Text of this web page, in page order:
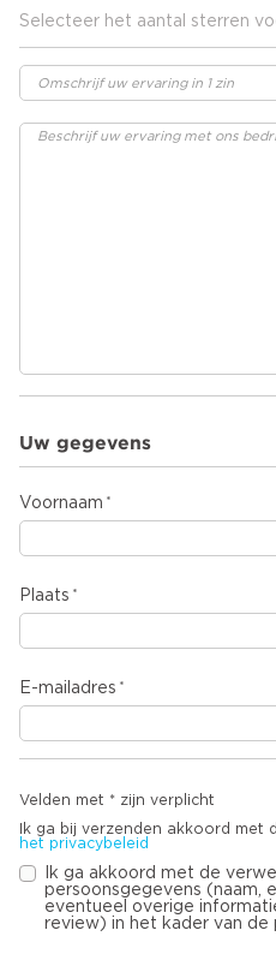
Selecteer het aantal sterren
Uw gegevens
Voornaam
Plaats
E-mailadres
Velden met * zijn verplicht
Ik ga bij verzenden akkoord met
het privacybeleid
Ik ga akkoord met de
persoonsgegevens (naam,
eventueel overige
review) in het kader van de